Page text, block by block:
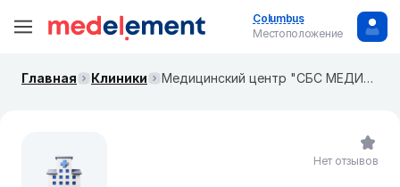
Columbus
Местоположение
Главная Клиники Медицинский центр "СБС МЕДИКАЛ"
Нет отзывов